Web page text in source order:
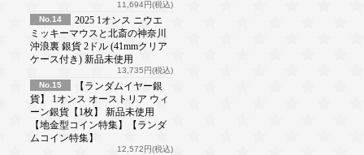
11,694円(税込)
No.14
2025 1オンス ニウエ
ミッキーマウスと北斎の神奈川
沖浪裏 銀貨 2ドル (41mmクリア
ケース付き) 新品未使用
13,735円(税込)
No.15
【ランダムイヤー銀
貨】 1オンス オーストリア ウィ
ーン銀貨【1枚】 新品未使用
【地金型コイン特集】【ランダ
ムコイン特集】
12,572円(税込)